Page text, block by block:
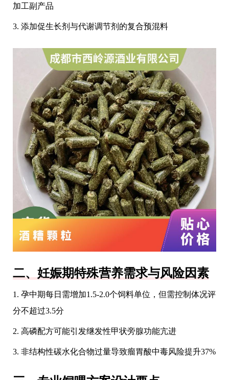
加工副产品
3. 添加促生长剂与代谢调节剂的复合预混料
二、妊娠期特殊营养需求与风险因素
1. 孕中期每日需增加1.5-2.0个饲料单位，但需控制体况评
分不超过3.5分
2. 高磷配方可能引发继发性甲状旁腺功能亢进
3. 非结构性碳水化合物过量导致瘤胃酸中毒风险提升37%